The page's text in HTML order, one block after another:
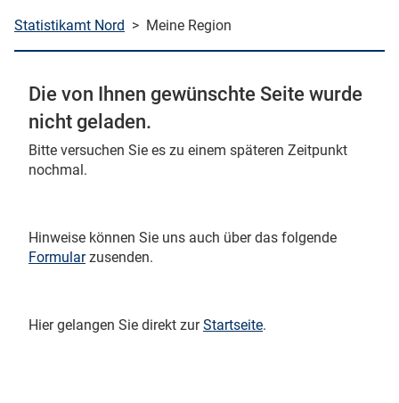
starten
Statistikamt Nord > Meine Region
Die von Ihnen gewünschte Seite wurde
nicht geladen.
Bitte versuchen Sie es zu einem späteren Zeitpunkt
nochmal.
Hinweise können Sie uns auch über das folgende
Formularzusenden.
Hier gelangen Sie direkt zurStartseite.